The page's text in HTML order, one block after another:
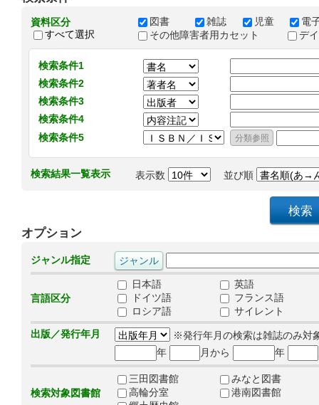
資料区分
すべて選択
図書 雑誌 児童
電
その他障害者用カセット
デ
検索条件1
検索条件2
検索条件3
検索条件4
検索条件5
検索結果一覧表示 表示数 並び順
オプション
ジャンル指定
言語区分
日本語
英語
ドイツ語
フランス語
ロシア語
サイレント
出版／発行年月
※発行年月の検索は雑誌のみ対
年
月から 年
検索対象図書館
三田図書館
みなと図書
高輪分室
港南図書館